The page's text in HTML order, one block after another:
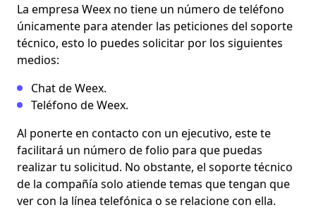
La empresa Weex no tiene un número de teléfono
únicamente para atender las peticiones del soporte
técnico, esto lo puedes solicitar por los siguientes
medios:
Chat de Weex.
Teléfono de Weex.
Al ponerte en contacto con un ejecutivo, este te
facilitará un número de folio para que puedas
realizar tu solicitud. No obstante, el soporte técnico
de la compañía solo atiende temas que tengan que
ver con la línea telefónica o se relacione con ella.